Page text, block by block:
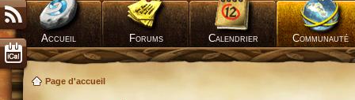
Accueil Forums Calendrier Communauté
Page d'accueil